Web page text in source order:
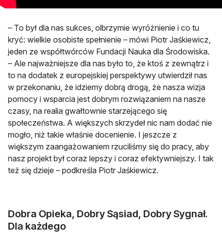
– To był dla nas sukces, olbrzymie wyróżnienie i co tu
kryć: wielkie osobiste spełnienie – mówi Piotr Jaśkiewicz,
jeden ze współtwórców Fundacji Nauka dla Środowiska.
– Ale najważniejsze dla nas było to, że ktoś z zewnątrz i
to na dodatek z europejskiej perspektywy utwierdził nas
w przekonaniu, że idziemy dobrą drogą, że nasza wizja
pomocy i wsparcia jest dobrym rozwiązaniem na nasze
czasy, na realia gwałtownie starzejącego się
społeczeństwa. A większych skrzydeł nic nam dodać nie
mogło, niż takie właśnie docenienie. I jeszcze z
większym zaangażowaniem rzuciliśmy się do pracy, aby
nasz projekt był coraz lepszy i coraz efektywniejszy. I tak
też się dzieje – podkreśla Piotr Jaśkiewicz.
Dobra Opieka, Dobry Sąsiad, Dobry Sygnał.
Dla każdego